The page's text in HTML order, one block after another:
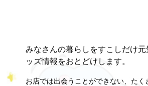
みなさんの暮らしをすこしだけ
ッズ情報をおとどけします。
お店では出会うことができない、たく